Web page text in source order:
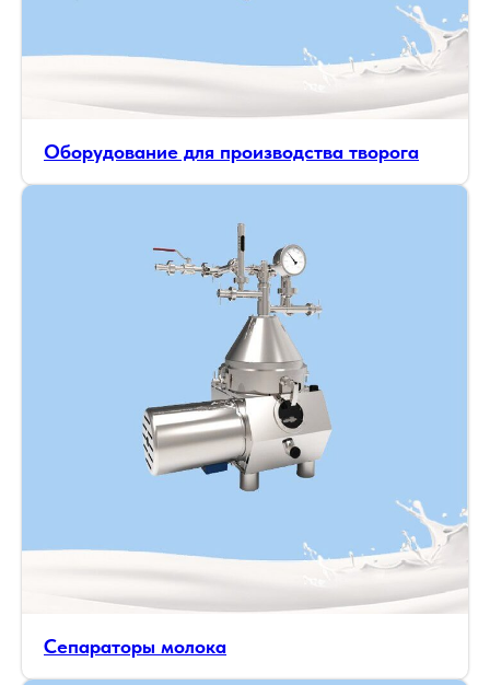
Оборудование для производства творога
Сепараторы молока